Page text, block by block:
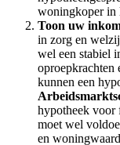
woningkoper in
Toon uw
in zorg en
wel een stabiel
oproepkrachten
kunnen een
hypotheek
moet wel
en